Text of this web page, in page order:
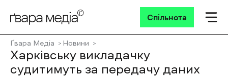
Спільнота
Ґвара Медіа Новини
Харківську викладачку
судитимуть за передачу даних